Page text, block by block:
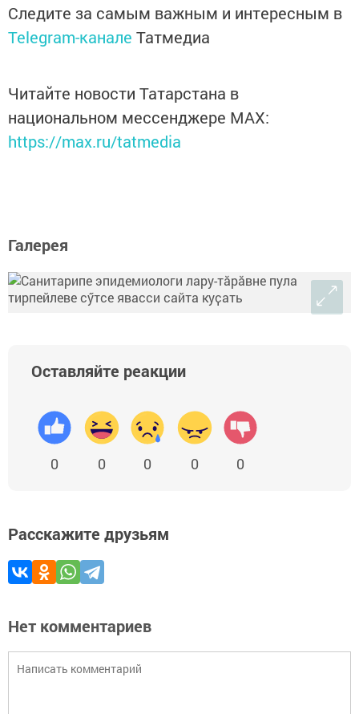
Следите за самым важным и интересным в
Telegram-канале Татмедиа
Читайте новости Татарстана в
национальном мессенджере MАХ:
https://max.ru/tatmedia
Галерея
Оставляйте реакции
0 0 0 0 0
Расскажите друзьям
Нет комментариев